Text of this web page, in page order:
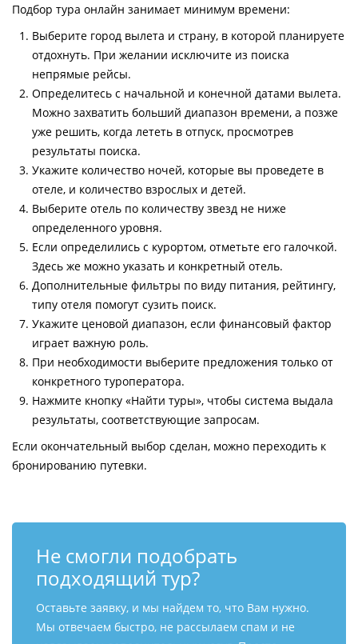
Подбор тура онлайн занимает минимум времени:
Выберите город вылета и страну, в которой планируете
отдохнуть. При желании исключите из поиска
непрямые рейсы.
Определитесь с начальной и конечной датами вылета.
Можно захватить больший диапазон времени, а позже
уже решить, когда лететь в отпуск, просмотрев
результаты поиска.
Укажите количество ночей, которые вы проведете в
отеле, и количество взрослых и детей.
Выберите отель по количеству звезд не ниже
определенного уровня.
Если определились с курортом, отметьте его галочкой.
Здесь же можно указать и конкретный отель.
Дополнительные фильтры по виду питания, рейтингу,
типу отеля помогут сузить поиск.
Укажите ценовой диапазон, если финансовый фактор
играет важную роль.
При необходимости выберите предложения только от
конкретного туроператора.
Нажмите кнопку «Найти туры», чтобы система выдала
результаты, соответствующие запросам.
Если окончательный выбор сделан, можно переходить к
бронированию путевки.
Не смогли подобрать
подходящий тур?
Оставьте заявку, и мы найдем то, что Вам нужно.
Мы отвечаем быстро, не рассылаем спам и не